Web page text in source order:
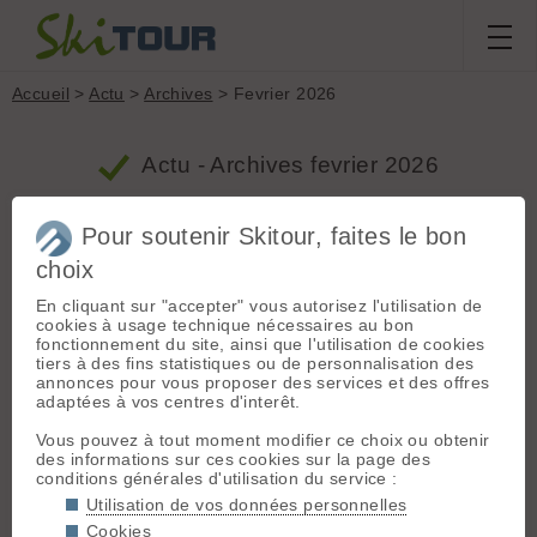
Accueil > Actu > Archives > Fevrier 2026
Actu - Archives fevrier 2026
2 votes
Ski de randonnée et stations de ski
:: 1811 vus ::
3 commentaires :: Ski de randonnée
"Certains jouent sur l’ignorance" : les incivilités de
certains skieurs de randonnée exaspèrent les
stations.Au cœur des Pyrénées, la cohabitation
entre skieurs alpins et adeptes du ski de
randonnée devient de plus en plus tendue.
5 votes
Avalanche en Haute-Savoie : deux skieuses
périssent à La Chapelle d’Abondance
Proposé par Jer le 24.02.26 à 21:57 :: www.lemonde.fr ::
Pour soutenir Skitour, faites le bon
choix
En cliquant sur "accepter" vous autorisez l'utilisation de
cookies à usage technique nécessaires au bon
fonctionnement du site, ainsi que l'utilisation de cookies
tiers à des fins statistiques ou de personnalisation des
annonces pour vous proposer des services et des offres
adaptées à vos centres d'interêt.
Vous pouvez à tout moment modifier ce choix ou obtenir
des informations sur ces cookies sur la page des
conditions générales d'utilisation du service :
Utilisation de vos données personnelles
Cookies